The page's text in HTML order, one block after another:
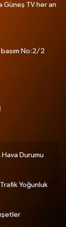
Güneş TV her an
basım No:2/2
Durumu
Yoğunluk